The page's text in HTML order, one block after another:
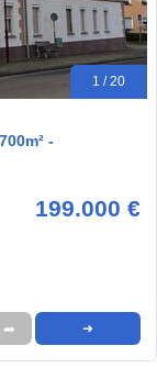
1 / 20
-
199.000 €
➦ ➜